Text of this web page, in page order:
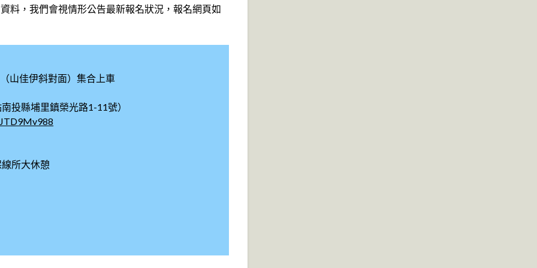
料，我們會視情形公告最新報名狀況，報名網頁如
山佳伊斜對面）集合上車
投縣埔里鎮榮光路1-11號）
所大休憩